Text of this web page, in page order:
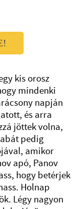
kis orosz
mindenki
napján
és arra
jöttek volna,
pedig
amikor
apó, Panov
hogy betérjek
Holnap
Légy nagyon